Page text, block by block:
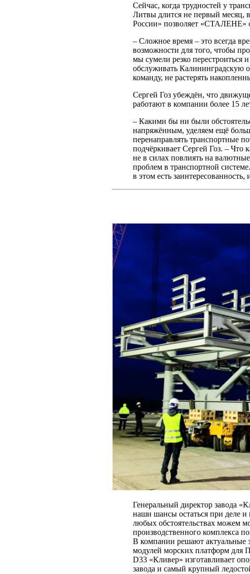
Сейчас, когда трудностей у
Литвы длится не первый месяц,
России» позволяет «СТАЛЕНЕ»
– Сложное время – это всегда
возможности для того, чтобы
мы сумели резко перестроиться
обслуживать Калининградскую
команду, не растерять
Сергей Гоз убеждён, что
работают в компании более 15
– Какими бы ни были
напряжённым, уделяем ещё
перенаправлять транспортные
подчёркивает Сергей Гоз. – Что
не в силах повлиять на
проблем в транспортной
в этом есть
Генеральный директор завода
наши шансы остаться при деле
любых обстоятельствах можем
производственного комплекса
В компании решают актуальные
модулей морских платформ
D33 «Кливер» изготавливает
завода и самый крупный